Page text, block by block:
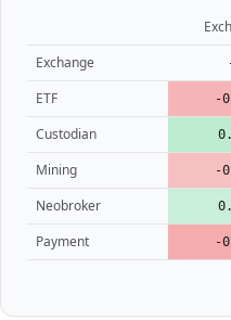
Exchange
ETF -
Custodian
Mining -
Neobroker
Payment -